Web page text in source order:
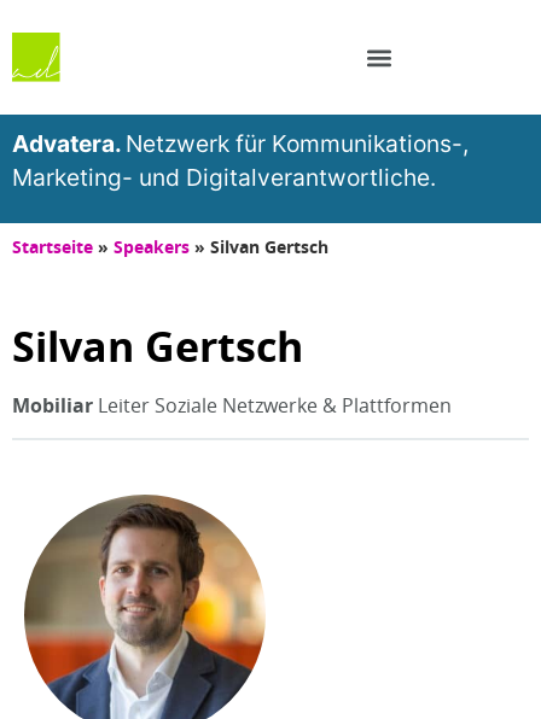
Advatera. Netzwerk für Kommunikations-,
Marketing- und Digitalverantwortliche.
Startseite » Speakers » Silvan Gertsch
Silvan Gertsch
Mobiliar Leiter Soziale Netzwerke & Plattformen